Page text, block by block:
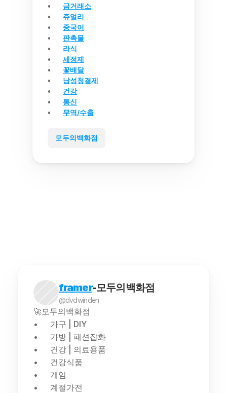
금거래소
쥬얼리
중국어
판촉물
라식
세정제
꽃배달
남성청결제
건강
통신
무역/수출
모두의백화점
framer-모두의백화점
@dvdwinden
🚀모두의백화점
가구 | DIY
가방 | 패션잡화
건강 | 의료용품
건강식품
게임
계절가전